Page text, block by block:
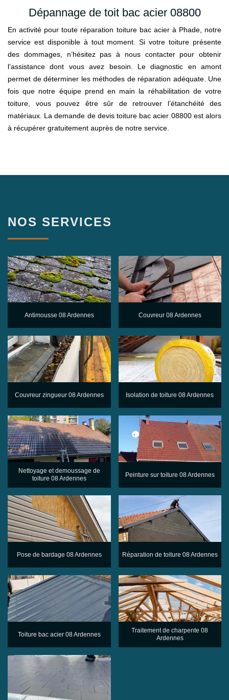
Dépannage de toit bac acier 08800
En activité pour toute réparation toiture bac acier à Phade, notre
service est disponible à tout moment. Si votre toiture présente
des dommages, n’hésitez pas à nous contacter pour obtenir
l’assistance dont vous avez besoin. Le diagnostic en amont
permet de déterminer les méthodes de réparation adéquate. Une
fois que notre équipe prend en main la réhabilitation de votre
toiture, vous pouvez être sûr de retrouver l’étanchéité des
matériaux. La demande de devis toiture bac acier 08800 est alors
à récupérer gratuitement auprès de notre service.
NOS SERVICES
Antimousse 08 Ardennes Couvreur 08 Ardennes
Couvreur zingueur 08 Ardennes Isolation de toiture 08 Ardennes
Nettoyage et demoussage de
toiture 08 Ardennes
Peinture sur toiture 08 Ardennes
Pose de bardage 08 Ardennes Réparation de toiture 08 Ardennes
Toiture bac acier 08 Ardennes
Traitement de charpente 08
Ardennes